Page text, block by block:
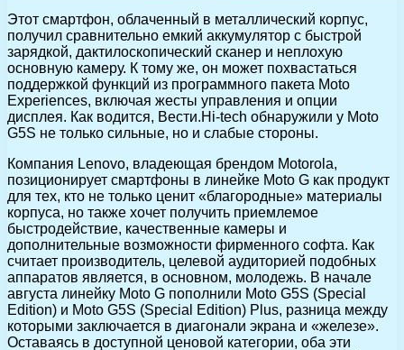
Этот смартфон, облаченный в металлический корпус,
получил сравнительно емкий аккумулятор с быстрой
зарядкой, дактилоскопический сканер и неплохую
основную камеру. К тому же, он может похвастаться
поддержкой функций из программного пакета Moto
Experiences, включая жесты управления и опции
дисплея. Как водится, Вести.Hi-tech обнаружили у Moto
G5S не только сильные, но и слабые стороны.
Компания Lenovo, владеющая брендом Motorola,
позиционирует смартфоны в линейке Moto G как продукт
для тех, кто не только ценит «благородные» материалы
корпуса, но также хочет получить приемлемое
быстродействие, качественные камеры и
дополнительные возможности фирменного софта. Как
считает производитель, целевой аудиторией подобных
аппаратов является, в основном, молодежь. В начале
августа линейку Moto G пополнили Moto G5S (Special
Edition) и Moto G5S (Special Edition) Plus, разница между
которыми заключается в диагонали экрана и «железе».
Оставаясь в доступной ценовой категории, оба эти